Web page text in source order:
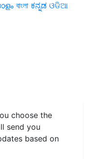
বাংলা ಕನ್ನಡ ଓଡିଆ
choose the
send you
based on